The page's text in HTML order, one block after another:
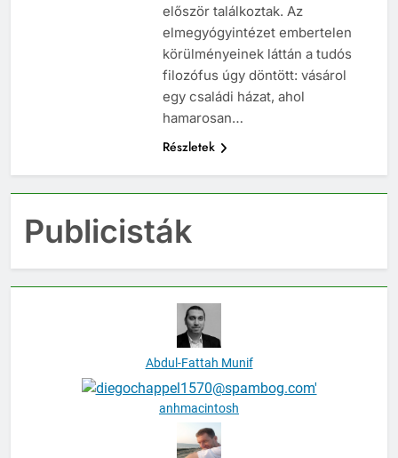
először találkoztak. Az
elmegyógyintézet embertelen
körülményeinek láttán a tudós
filozófus úgy döntött: vásárol
egy családi házat, ahol
hamarosan…
Részletek
Publicisták
Abdul-Fattah Munif
anhmacintosh